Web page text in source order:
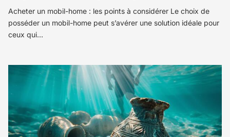
Acheter un mobil-home : les points à considérer Le choix de
posséder un mobil-home peut s’avérer une solution idéale pour
ceux qui…